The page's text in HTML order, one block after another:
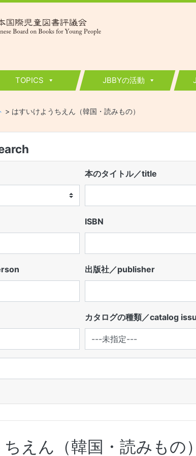
TOPICS JBBYの活動
> はすいけようちえん（韓国・読みもの）
本のタイトル／title
ISBN
出版社／publisher
カタログの種類／catalog
えん（韓国・読みもの